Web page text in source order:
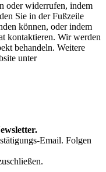
oder widerrufen, indem
Sie in der Fußzeile
können, oder indem
kontaktieren. Wir werden
behandeln. Weitere
unter
Email. Folgen